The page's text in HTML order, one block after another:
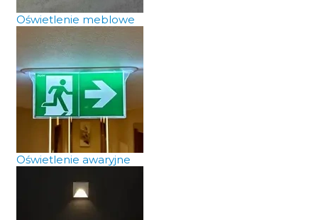
Oświetlenie meblowe
Oświetlenie awaryjne